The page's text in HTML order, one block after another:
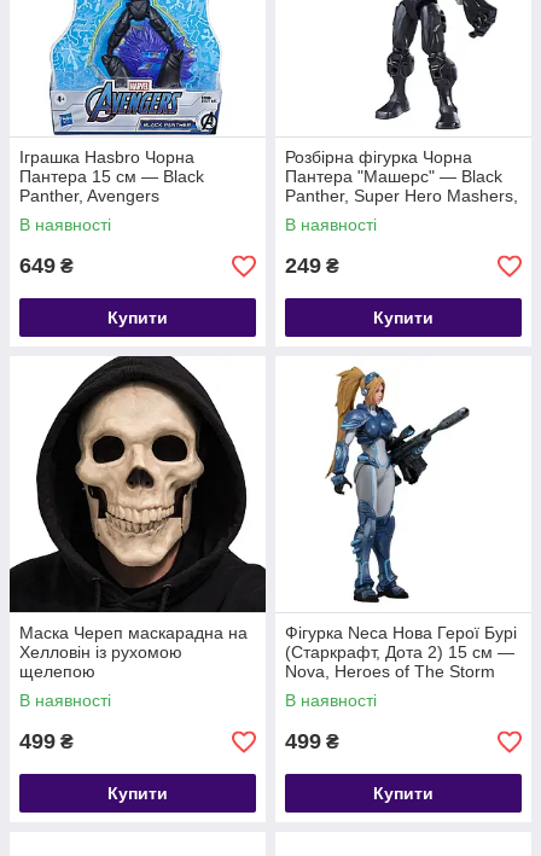
Іграшка Hasbro Чорна
Пантера 15 см — Black
Panther, Avengers
В наявності
649 ₴
Купити
Розбірна фігурка Чорна
Пантера "Машерс" — Black
Panther, Super Hero Mashers,
Hasbro
В наявності
249 ₴
Купити
Маска Череп маскарадна на
Хелловін із рухомою
щелепою
В наявності
499 ₴
Купити
Фігурка Neca Нова Герої Бурі
(Старкрафт, Дота 2) 15 см —
Nova, Heroes of The Storm
(StarCraft, Dota 2)
В наявності
499 ₴
Купити